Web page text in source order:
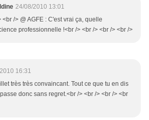
24/08/2010 13:01
<br /> @ AGFE : C'est vrai ça, quelle
professionnelle !<br /> <br /> <br /> <br />
16:31
très très convaincant. Tout ce que tu en dis
donc sans regret.<br /> <br /> <br /> <br